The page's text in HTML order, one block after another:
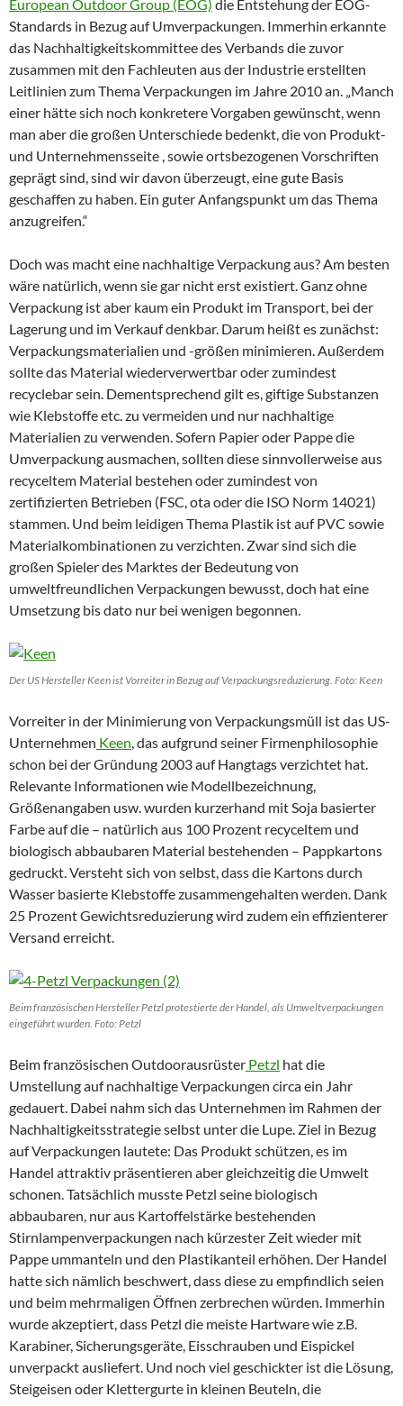
European Outdoor Group (EOG) die Entstehung der EOG-
Standards in Bezug auf Umverpackungen. Immerhin erkannte
das Nachhaltigkeitskommittee des Verbands die zuvor
zusammen mit den Fachleuten aus der Industrie erstellten
Leitlinien zum Thema Verpackungen im Jahre 2010 an. „Manch
einer hätte sich noch konkretere Vorgaben gewünscht, wenn
man aber die großen Unterschiede bedenkt, die von Produkt-
und Unternehmensseite , sowie ortsbezogenen Vorschriften
geprägt sind, sind wir davon überzeugt, eine gute Basis
geschaffen zu haben. Ein guter Anfangspunkt um das Thema
anzugreifen.“
Doch was macht eine nachhaltige Verpackung aus? Am besten
wäre natürlich, wenn sie gar nicht erst existiert. Ganz ohne
Verpackung ist aber kaum ein Produkt im Transport, bei der
Lagerung und im Verkauf denkbar. Darum heißt es zunächst:
Verpackungsmaterialien und -größen minimieren. Außerdem
sollte das Material wiederverwertbar oder zumindest
recyclebar sein. Dementsprechend gilt es, giftige Substanzen
wie Klebstoffe etc. zu vermeiden und nur nachhaltige
Materialien zu verwenden. Sofern Papier oder Pappe die
Umverpackung ausmachen, sollten diese sinnvollerweise aus
recyceltem Material bestehen oder zumindest von
zertifizierten Betrieben (FSC, ota oder die ISO Norm 14021)
stammen. Und beim leidigen Thema Plastik ist auf PVC sowie
Materialkombinationen zu verzichten. Zwar sind sich die
großen Spieler des Marktes der Bedeutung von
umweltfreundlichen Verpackungen bewusst, doch hat eine
Umsetzung bis dato nur bei wenigen begonnen.
Der US Hersteller Keen ist Vorreiter in Bezug auf Verpackungsreduzierung. Foto: Keen
Vorreiter in der Minimierung von Verpackungsmüll ist das US-
Unternehmen Keen, das aufgrund seiner Firmenphilosophie
schon bei der Gründung 2003 auf Hangtags verzichtet hat.
Relevante Informationen wie Modellbezeichnung,
Größenangaben usw. wurden kurzerhand mit Soja basierter
Farbe auf die – natürlich aus 100 Prozent recyceltem und
biologisch abbaubaren Material bestehenden – Pappkartons
gedruckt. Versteht sich von selbst, dass die Kartons durch
Wasser basierte Klebstoffe zusammengehalten werden. Dank
25 Prozent Gewichtsreduzierung wird zudem ein effizienterer
Versand erreicht.
Beim französischen Hersteller Petzl protestierte der Handel, als Umweltverpackungen
eingeführt wurden. Foto: Petzl
Beim französischen Outdoorausrüster Petzl hat die
Umstellung auf nachhaltige Verpackungen circa ein Jahr
gedauert. Dabei nahm sich das Unternehmen im Rahmen der
Nachhaltigkeitsstrategie selbst unter die Lupe. Ziel in Bezug
auf Verpackungen lautete: Das Produkt schützen, es im
Handel attraktiv präsentieren aber gleichzeitig die Umwelt
schonen. Tatsächlich musste Petzl seine biologisch
abbaubaren, nur aus Kartoffelstärke bestehenden
Stirnlampenverpackungen nach kürzester Zeit wieder mit
Pappe ummanteln und den Plastikanteil erhöhen. Der Handel
hatte sich nämlich beschwert, dass diese zu empfindlich seien
und beim mehrmaligen Öffnen zerbrechen würden. Immerhin
wurde akzeptiert, dass Petzl die meiste Hartware wie z.B.
Karabiner, Sicherungsgeräte, Eisschrauben und Eispickel
unverpackt ausliefert. Und noch viel geschickter ist die Lösung,
Steigeisen oder Klettergurte in kleinen Beuteln, die